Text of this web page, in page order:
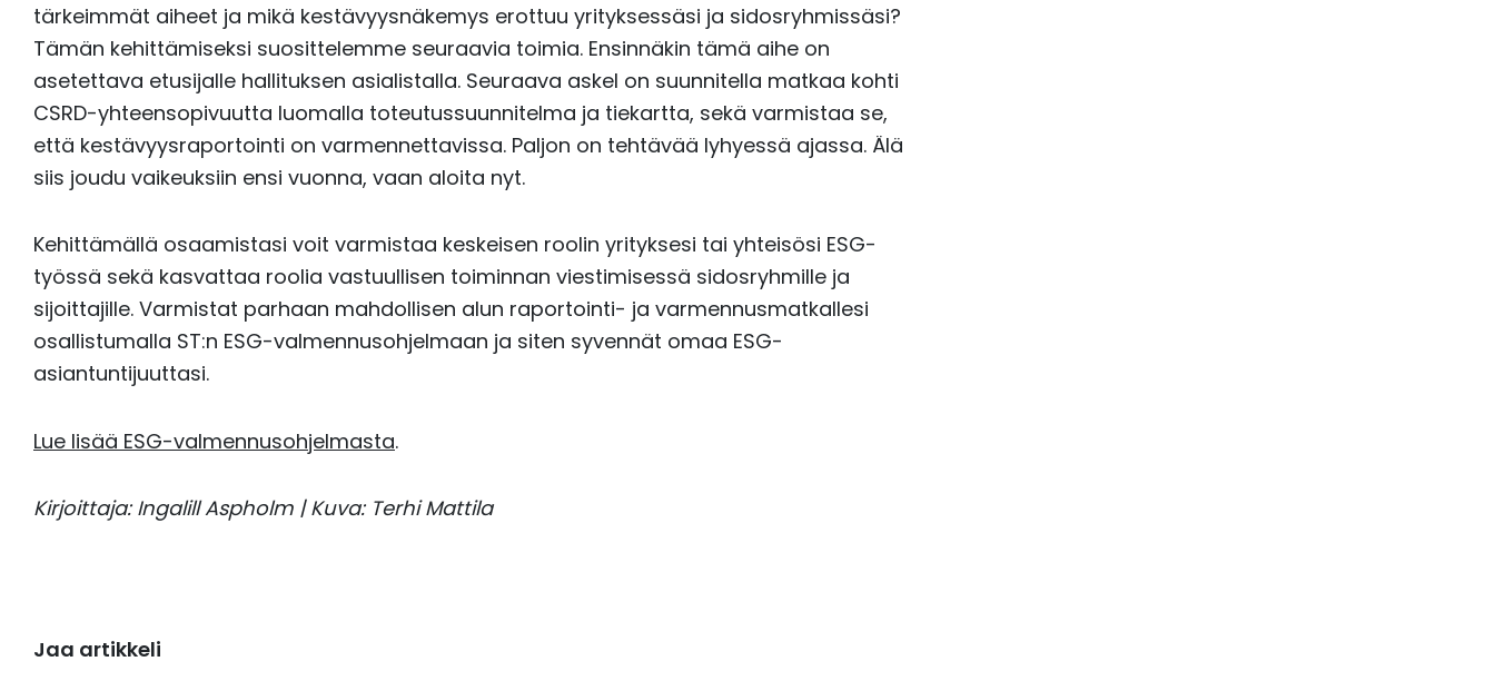
tärkeimmät aiheet ja mikä kestävyysnäkemys erottuu yrityksessäsi ja sidosryhmissäsi?
Tämän kehittämiseksi suosittelemme seuraavia toimia. Ensinnäkin tämä aihe on
asetettava etusijalle hallituksen asialistalla. Seuraava askel on suunnitella matkaa kohti
CSRD-yhteensopivuutta luomalla toteutussuunnitelma ja tiekartta, sekä varmistaa se,
että kestävyysraportointi on varmennettavissa. Paljon on tehtävää lyhyessä ajassa. Älä
siis joudu vaikeuksiin ensi vuonna, vaan aloita nyt.
Kehittämällä osaamistasi voit varmistaa keskeisen roolin yrityksesi tai yhteisösi ESG-
työssä sekä kasvattaa roolia vastuullisen toiminnan viestimisessä sidosryhmille ja
sijoittajille. Varmistat parhaan mahdollisen alun raportointi- ja varmennusmatkallesi
osallistumalla ST:n ESG-valmennusohjelmaan ja siten syvennät omaa ESG-
asiantuntijuuttasi.
Lue lisää ESG-valmennusohjelmasta.
Kirjoittaja: Ingalill Aspholm | Kuva: Terhi Mattila
Jaa artikkeli